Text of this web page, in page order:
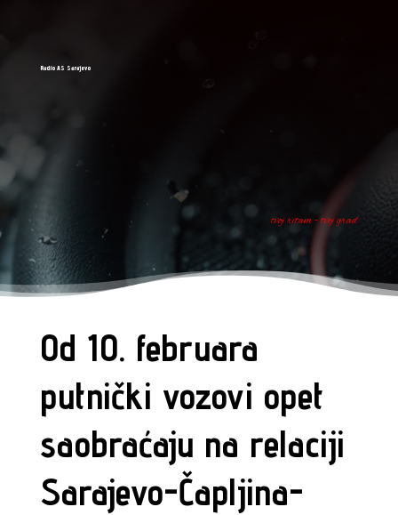
Radio AS Sarajevo
tvoj ritam - tvoj grad
Od 10. februara
putnički vozovi opet
saobraćaju na relaciji
Sarajevo-Čapljina-